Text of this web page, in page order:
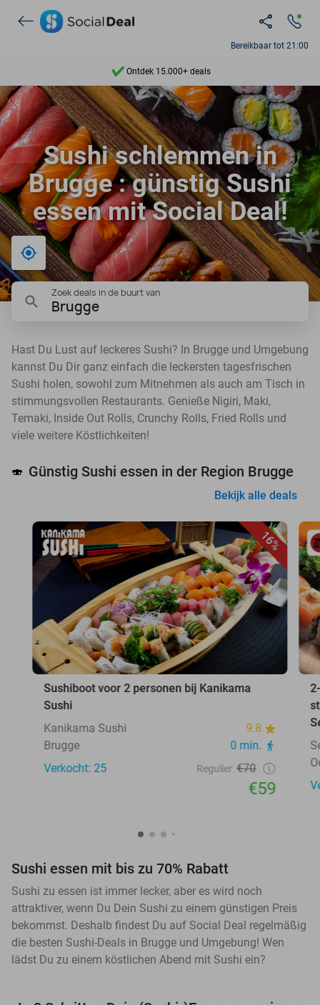
Bereikbaar tot 21:00
Ontdek 15.000+ deals
7 dagen per week beschikbaar
10+ miljoen leden
9,4
Ontdek 15.000+ deals
Sushi schlemmen in
Brugge : günstig Sushi
essen mit Social Deal!
Bij mij in de buurt
Zoek deals in de buurt van
Brugge
Hast Du Lust auf leckeres Sushi? In Brugge und Umgebung
kannst Du Dir ganz einfach die leckersten tagesfrischen
Sushi holen, sowohl zum Mitnehmen als auch am Tisch in
stimmungsvollen Restaurants. Genieße Nigiri, Maki,
Temaki, Inside Out Rolls, Crunchy Rolls, Fried Rolls und
viele weitere Köstlichkeiten!
🍣 Günstig Sushi essen in der Region Brugge
Bekijk alle deals
16%
Sushiboot voor 2 personen bij Kanikama
Sushi
Kanikama Sushi
9.8
Brugge
0 min.
Verkocht: 25
Regulier €70
€59
Sushi essen mit bis zu 70% Rabatt
Sushi zu essen ist immer lecker, aber es wird noch
attraktiver, wenn Du Dein Sushi zu einem günstigen Preis
bekommst. Deshalb findest Du auf Social Deal regelmäßig
die besten Sushi-Deals in Brugge und Umgebung! Wen
lädst Du zu einem köstlichen Abend mit Sushi ein?